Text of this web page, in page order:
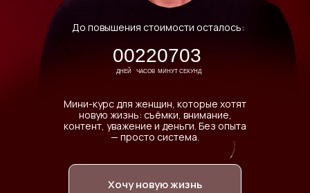
Мини-курс для женщин, которые хотят
новую жизнь: съёмки, внимание,
контент, уважение и деньги. Без опыта
— просто система.
Хочу новую жизнь
До повышения стоимости осталось:
00
ДНЕЙ
22
ЧАСОВ
07
МИНУТ
01
СЕКУНД
ПРЕДСТАВЬ: ТЫ ОТКРЫВАЕШЬ
ПРОФЕССИОНАЛЬНОЙ СЪЁМКИ.
НОВАЯ ЖИЗНЬ